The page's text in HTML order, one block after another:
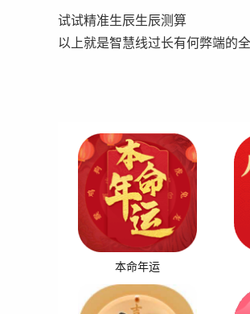
试试精准生辰生辰测算
以上就是智慧线过长有何弊端的
本命年运